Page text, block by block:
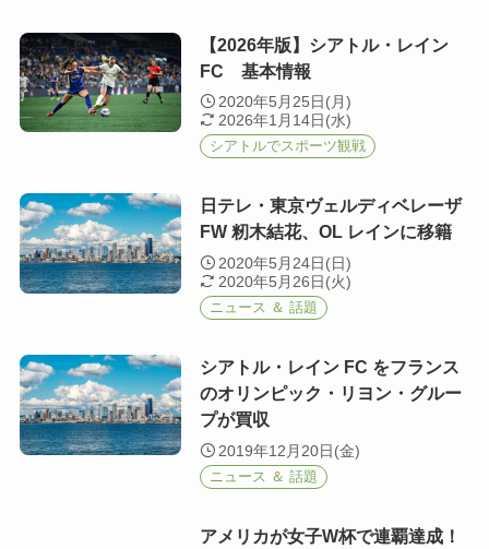
【2026年版】シアトル・レイン
FC 基本情報
2020年5月25日(月)
2026年1月14日(水)
シアトルでスポーツ観戦
日テレ・東京ヴェルディベレーザ
FW 籾木結花、OL レインに移籍
2020年5月24日(日)
2020年5月26日(火)
ニュース ＆ 話題
シアトル・レイン FC をフランス
のオリンピック・リヨン・グルー
プが買収
2019年12月20日(金)
ニュース ＆ 話題
アメリカが女子W杯で連覇達成！